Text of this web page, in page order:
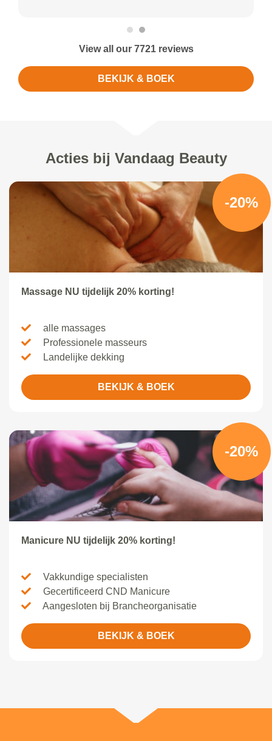
View all our 7721 reviews
BEKIJK & BOEK
Acties bij Vandaag Beauty
-20%
Massage NU tijdelijk 20% korting!
alle massages
Professionele masseurs
Landelijke dekking
BEKIJK & BOEK
-20%
Manicure NU tijdelijk 20% korting!
Vakkundige specialisten
Gecertificeerd CND Manicure
Aangesloten bij Brancheorganisatie
BEKIJK & BOEK